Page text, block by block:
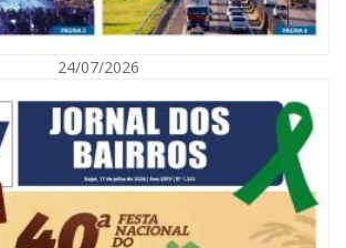
especial de Dia dos Pais com atrações para toda a
24/07/2026